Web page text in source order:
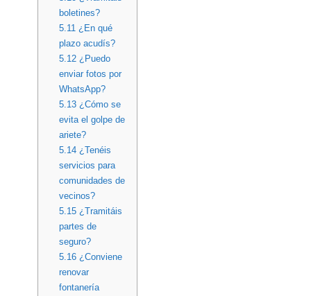
boletines?
5.11 ¿En qué
plazo acudís?
5.12¿Puedo
enviar fotos por
WhatsApp?
5.13¿Cómo se
evita el golpe de
ariete?
5.14¿Tenéis
servicios para
comunidades de
vecinos?
5.15¿Tramitáis
partes de
seguro?
5.16¿Conviene
renovar
fontanería